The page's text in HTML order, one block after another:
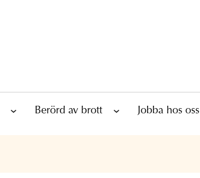
Berörd av brott Jobba hos oss